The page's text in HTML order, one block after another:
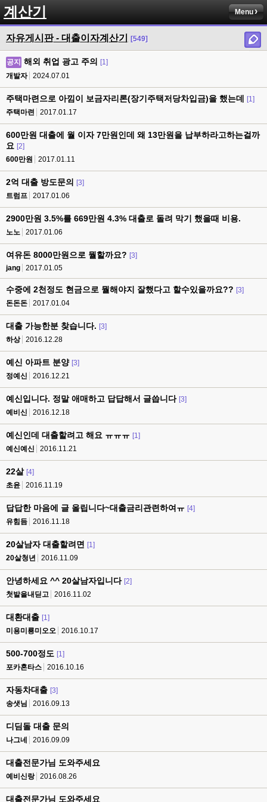
계산기 Menu
자유게시판 - 대출이자계산기 [549]
공지 해외 취업 광고 주의
[1]
개발자
2024.07.01
주택마련으로 아낌이 보금자리론(장기주택저당차입금)을 했는데
[1]
주택마련
2017.01.17
600만원 대출에 월 이자 7만원인데 왜 13만원을 납부하라고하는걸까
요 [2]
600만원
2017.01.11
2억 대출 방도문의
[3]
트럼프
2017.01.06
2900만원 3.5%를 669만원 4.3% 대출로 돌려 막기 했을때 비용.
노노 2017.01.06
여유돈 8000만원으로 뭘할까요? [3]
jang
2017.01.05
수중에 2천정도 현금으로 뭘해야지 잘했다고 할수있을까요?? [3]
돈돈돈
2017.01.04
대출 가능한분 찾습니다. [3]
하상
2016.12.28
예신 아파트 분양 [3]
정예신
2016.12.21
예신입니다. 정말 애매하고 답답해서 글씁니다 [3]
예비신
2016.12.18
예신인데 대출할려고 해요 ㅠㅠㅠ [1]
예신예신
2016.11.21
22살 [4]
초윤
2016.11.19
답답한 마음에 글 올립니다~대출금리관련하여ㅠ [4]
유힘듬
2016.11.18
20살남자 대출할려면
[1]
20살청년
2016.11.09
안녕하세요 ^^ 20살남자입니다 [2]
첫발을내딛고
2016.11.02
대환대출 [1]
미용미룡미오오
2016.10.17
500-700정도 [1]
포카혼타스
2016.10.16
자동차대출 [3]
송샛님
2016.09.13
디딤돌 대출 문의
나그네 2016.09.09
대출전문가님 도와주세요
예비신랑 2016.08.26
대출전문가님 도와주세요